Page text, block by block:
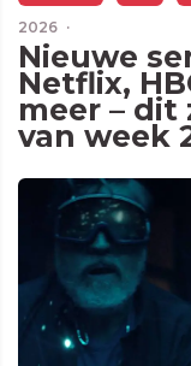
2026 ·
Nieuwe
Netflix,
meer –
van week